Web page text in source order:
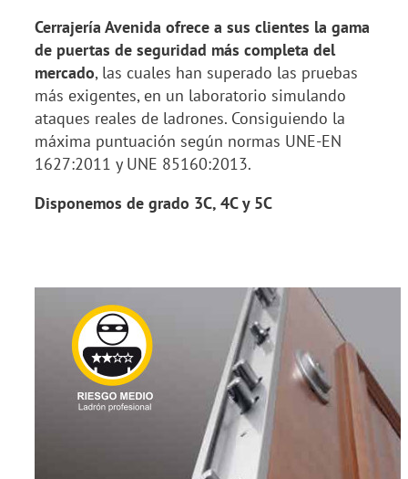
Cerrajería Avenida ofrece a sus clientes la gama
de puertas de seguridad más completa del
mercado, las cuales han superado las pruebas
más exigentes, en un laboratorio simulando
ataques reales de ladrones. Consiguiendo la
máxima puntuación según normas UNE-EN
1627:2011 y UNE 85160:2013.
Disponemos de grado 3C, 4C y 5C